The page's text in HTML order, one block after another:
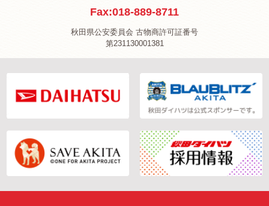
Fax:018-889-8711
秋田県公安委員会 古物商許可証番号
第231130001381